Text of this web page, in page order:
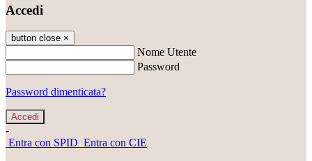
Accedi
button close ×
Nome Utente
Password
Password dimenticata?
-
Entra con SPID Entra con CIE